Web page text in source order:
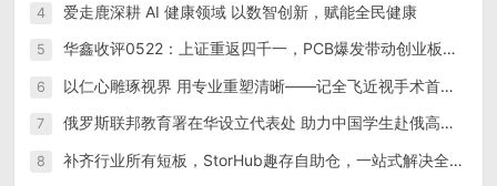
4 爱走鹿深耕 AI 健康领域 以数智创新，赋能全民健康
5 华鑫收评0522：上证重返四千一，PCB爆发带动创业板领涨现指，IM领涨期指；超长债反弹；沪铜价涨仓增；碳酸锂领涨工业品，生猪领涨农产品
6 以仁心雕琢视界 用专业重塑清晰——记全飞近视手术首席带教专家赵军
7 俄罗斯联邦教育署在华设立代表处 助力中国学生赴俄高校留学
8 补齐行业所有短板，StorHub趣存自助仓，一站式解决全民存储需求